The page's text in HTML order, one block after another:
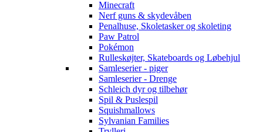
Minecraft
Nerf guns & skydevåben
Penalhuse, Skoletasker og skoleting
Paw Patrol
Pokémon
Rulleskøjter, Skateboards og Løbehjul
Samleserier - piger
Samleserier - Drenge
Schleich dyr og tilbehør
Spil & Puslespil
Squishmallows
Sylvanian Families